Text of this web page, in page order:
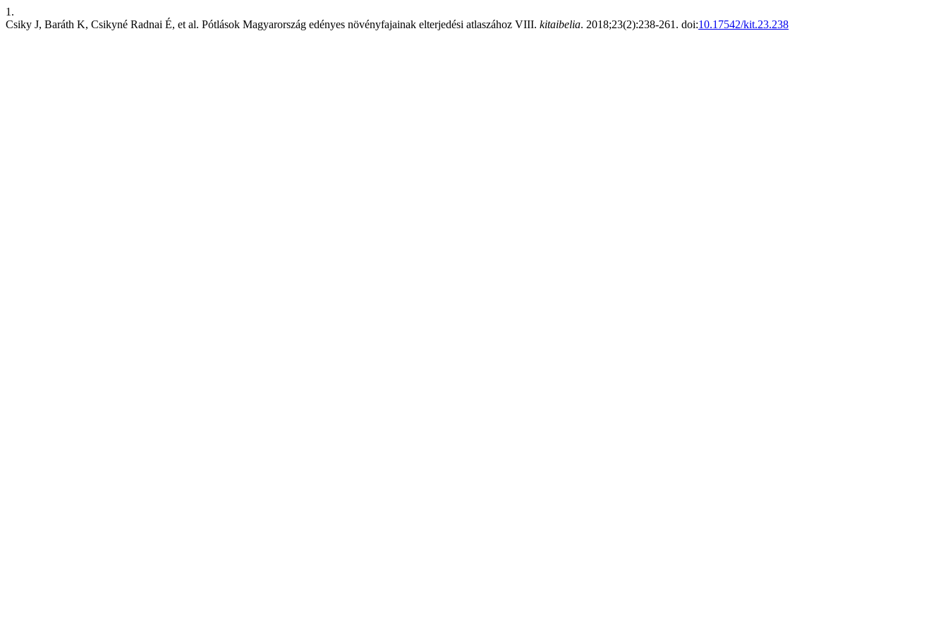
1.
Csiky J, Baráth K, Csikyné Radnai É, et al. Pótlások Magyarország edényes növényfajainak elterjedési atlaszához VIII. kitaibelia. 2018;23(2):238-261. doi:10.17542/kit.23.238